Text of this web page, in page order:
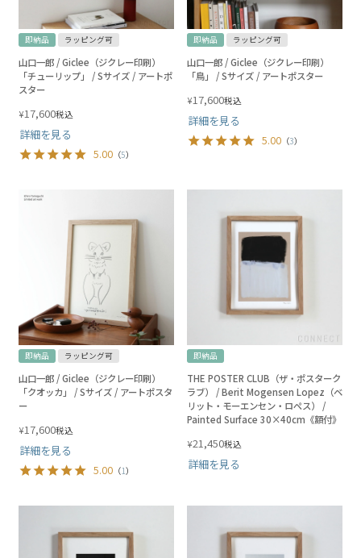
即納品 ラッピング可
山口一郎 / Giclee（ジクレー印刷）
「チューリップ」 / Sサイズ / アートポ
スター
¥17,600税込
詳細を見る
5.00 （5）
即納品 ラッピング可
山口一郎 / Giclee（ジクレー印刷）
「鳥」 / Sサイズ / アートポスター
¥17,600税込
詳細を見る
5.00 （3）
即納品 ラッピング可
山口一郎 / Giclee（ジクレー印刷）
「クオッカ」 / Sサイズ / アートポスタ
ー
¥17,600税込
詳細を見る
5.00 （1）
即納品
THE POSTER CLUB（ザ・ポスターク
ラブ） / Berit Mogensen Lopez（ベ
リット・モーエンセン・ロペス） /
Painted Surface 30×40cm《額付》
¥21,450税込
詳細を見る